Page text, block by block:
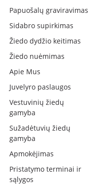
Papuošalų graviravimas
Sidabro supirkimas
Žiedo dydžio keitimas
Žiedo nuėmimas
Apie Mus
Juvelyro paslaugos
Vestuvinių žiedų
gamyba
Sužadėtuvių žiedų
gamyba
Apmokėjimas
Pristatymo terminai ir
sąlygos